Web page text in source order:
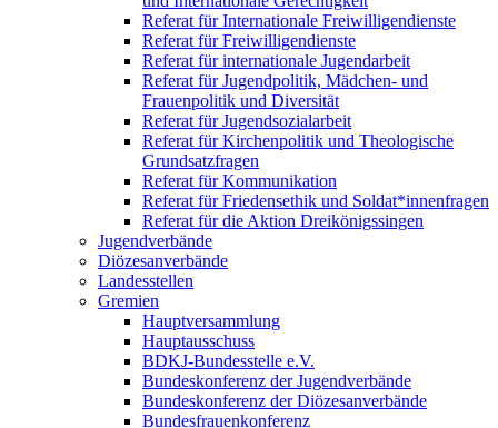
Referat für Internationale Freiwilligendienste
Referat für Freiwilligendienste
Referat für internationale Jugendarbeit
Referat für Jugendpolitik, Mädchen- und
Frauenpolitik und Diversität
Referat für Jugendsozialarbeit
Referat für Kirchenpolitik und Theologische
Grundsatzfragen
Referat für Kommunikation
Referat für Friedensethik und Soldat*innenfragen
Referat für die Aktion Dreikönigssingen
Jugendverbände
Diözesanverbände
Landesstellen
Gremien
Hauptversammlung
Hauptausschuss
BDKJ-Bundesstelle e.V.
Bundeskonferenz der Jugendverbände
Bundeskonferenz der Diözesanverbände
Bundesfrauenkonferenz